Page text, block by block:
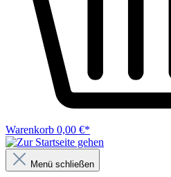
Warenkorb 0,00 €*
Menü schließen